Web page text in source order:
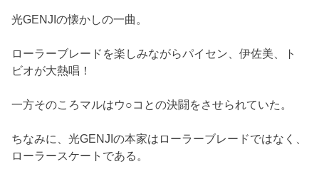
光GENJIの懐かしの一曲。
ローラーブレードを楽しみながらパイセン、伊佐美、ト
ビオが大熱唱！
一方そのころマルはウ○コとの決闘をさせられていた。
ちなみに、光GENJIの本家はローラーブレードではなく、
ローラースケートである。